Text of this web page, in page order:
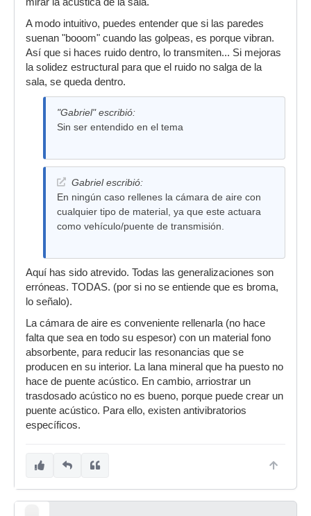
A modo intuitivo, puedes entender que si las paredes
suenan "booom" cuando las golpeas, es porque vibran.
Así que si haces ruido dentro, lo transmiten... Si mejoras
la solidez estructural para que el ruido no salga de la
sala, se queda dentro.
"Gabriel" escribió:
Sin ser entendido en el tema
Gabriel escribió:
En ningún caso rellenes la cámara de aire con
cualquier tipo de material, ya que este actuara
como vehículo/puente de transmisión.
Aquí has sido atrevido. Todas las generalizaciones son
erróneas. TODAS. (por si no se entiende que es broma,
lo señalo).
La cámara de aire es conveniente rellenarla (no hace
falta que sea en todo su espesor) con un material fono
absorbente, para reducir las resonancias que se
producen en su interior. La lana mineral que ha puesto no
hace de puente acústico. En cambio, arriostrar un
trasdosado acústico no es bueno, porque puede crear un
puente acústico. Para ello, existen antivibratorios
específicos.